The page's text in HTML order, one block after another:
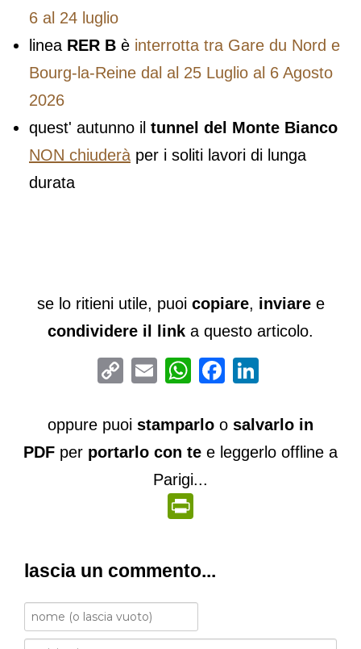
6 al 24 luglio
linea RER B è interrotta tra Gare du Nord e
Bourg-la-Reine dal al 25 Luglio al 6 Agosto
2026
quest' autunno il tunnel del Monte Bianco
NON chiuderà per i soliti lavori di lunga
durata
se lo ritieni utile, puoi copiare, inviaree
condividere il link a questo articolo.
Copy
Link
Email WhatsAppFacebook
oppure puoi stamparlo o salvarlo in
PDF per portarlo con te e leggerlo offline a
Parigi...
lascia un commento...